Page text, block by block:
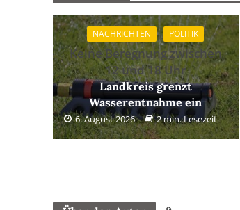
NACHRICHTEN POLITIK
Keine Beregnung zwischen
12 und 18 Uhr
Landkreis grenzt
Wasserentnahme ein
6. August 2026 2 min. Lesezeit